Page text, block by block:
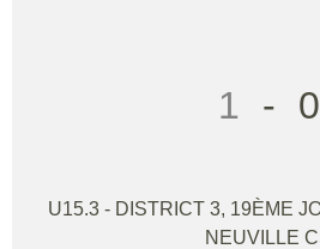
1 - 0
U15.3 - DISTRICT 3, 19ÈME
NEUVILLE